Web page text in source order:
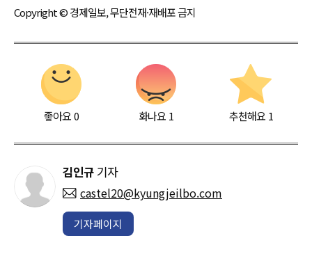
Copyright © 경제일보, 무단전재·재배포 금지
좋아요0 화나요 1 추천해요 1
김인규 기자
castel20@kyungjeilbo.com
기자페이지